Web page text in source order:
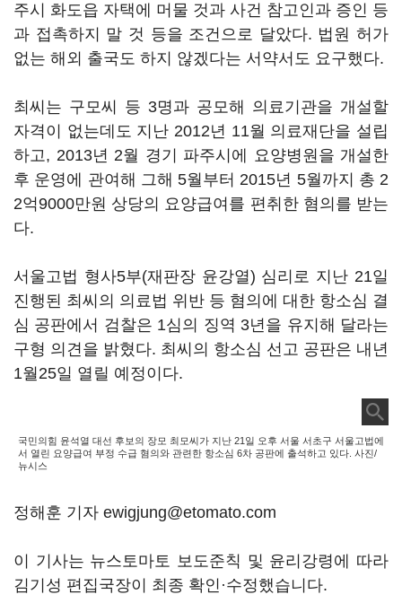
주시 화도읍 자택에 머물 것과 사건 참고인과 증인 등
과 접촉하지 말 것 등을 조건으로 달았다. 법원 허가
없는 해외 출국도 하지 않겠다는 서약서도 요구했다.
최씨는 구모씨 등 3명과 공모해 의료기관을 개설할
자격이 없는데도 지난 2012년 11월 의료재단을 설립
하고, 2013년 2월 경기 파주시에 요양병원을 개설한
후 운영에 관여해 그해 5월부터 2015년 5월까지 총 2
2억9000만원 상당의 요양급여를 편취한 혐의를 받는
다.
서울고법 형사5부(재판장 윤강열) 심리로 지난 21일
진행된 최씨의 의료법 위반 등 혐의에 대한 항소심 결
심 공판에서 검찰은 1심의 징역 3년을 유지해 달라는
구형 의견을 밝혔다. 최씨의 항소심 선고 공판은 내년
1월25일 열릴 예정이다.
국민의힘 윤석열 대선 후보의 장모 최모씨가 지난 21일 오후 서울 서초구 서울고법에
서 열린 요양급여 부정 수급 혐의와 관련한 항소심 6차 공판에 출석하고 있다. 사진/
뉴시스
정해훈 기자 ewigjung@etomato.com
이 기사는 뉴스토마토 보도준칙 및 윤리강령에 따라
김기성 편집국장이 최종 확인·수정했습니다.